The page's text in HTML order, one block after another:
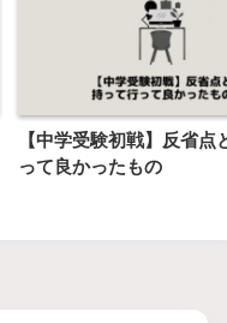
【中学受験初戦】反省点
って良かったもの